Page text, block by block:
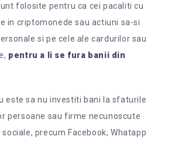
folosite pentru ca cei pacaliti cu
in criptomonede sau actiuni sa-si
si pe cele ale cardurilor sau
pentru a li se fura banii din
este sa nu investiti bani la sfaturile
persoane sau firme necunoscute
precum Facebook, Whatapp